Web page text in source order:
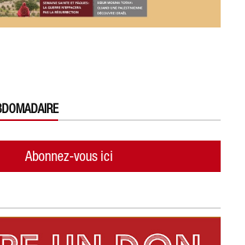
Abonnez-vous ici